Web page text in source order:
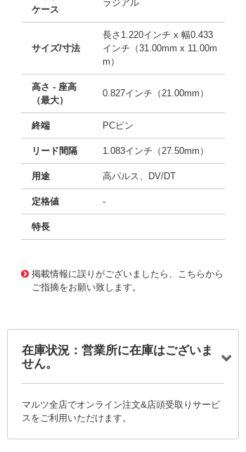
ケース
ラジアル
サイズ/寸法
長さ1.220インチ x 幅0.433
インチ（31.00mm x 11.00m
m）
高さ - 座高
（最大）
0.827インチ（21.00mm）
終端 PCピン
リード間隔 1.083インチ（27.50mm）
用途 高パルス、DV/DT
定格値 -
特長
掲載情報に誤りがございましたら、こちらから
ご指摘をお願い致します。
在庫状況：営業所に在庫はございま
せん。
マルツ全店でオンライン注文&店頭受取りサービ
スをご利用いただけます。